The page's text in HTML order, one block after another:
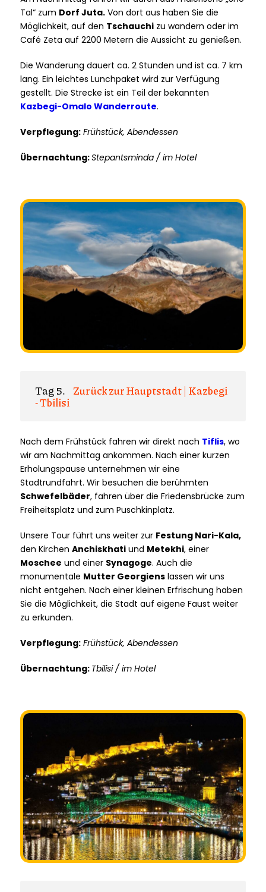
Tal“ zum Dorf Juta. Von dort aus haben Sie die
Möglichkeit, auf den Tschauchi zu wandern oder im
Café Zeta auf 2200 Metern die Aussicht zu genießen.
Die Wanderung dauert ca. 2 Stunden und ist ca. 7 km
lang. Ein leichtes Lunchpaket wird zur Verfügung
gestellt. Die Strecke ist ein Teil der bekannten
Kazbegi-Omalo Wanderroute.
Verpflegung: Frühstück, Abendessen
Übernachtung:Stepantsminda / im Hotel
Tag 5.
Zurück zur Hauptstadt | Kazbegi
- Tbilisi
Nach dem Frühstück fahren wir direkt nach Tiflis, wo
wir am Nachmittag ankommen. Nach einer kurzen
Erholungspause unternehmen wir eine
Stadtrundfahrt. Wir besuchen die berühmten
Schwefelbäder, fahren über die Friedensbrücke zum
Freiheitsplatz und zum Puschkinplatz.
Unsere Tour führt uns weiter zur Festung Nari-Kala,
den Kirchen Anchiskhati und Metekhi, einer
Moschee und einer Synagoge. Auch die
monumentale Mutter Georgiens lassen wir uns
nicht entgehen. Nach einer kleinen Erfrischung haben
Sie die Möglichkeit, die Stadt auf eigene Faust weiter
zu erkunden.
Verpflegung: Frühstück, Abendessen
Übernachtung: Tbilisi / im Hotel